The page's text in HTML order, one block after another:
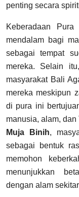
penting secara
Keberadaan
mendalam bagi
sebagai tempat
mereka. Selain
masyarakat Bali
mereka meskipun
di pura ini
manusia, alam,
Muja Binih,
sebagai bentuk
memohon
menunjukkan
dengan alam